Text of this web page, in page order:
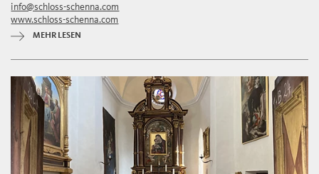
info@schloss-schenna.com
www.schloss-schenna.com
MEHR LESEN